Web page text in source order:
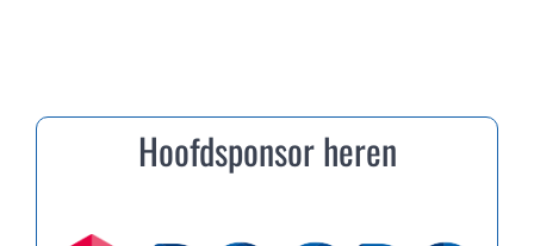
Hoofdsponsor heren